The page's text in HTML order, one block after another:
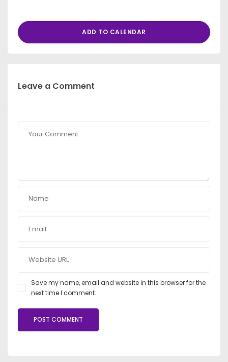
ADD TO CALENDAR
Leave a Comment
Save my name, email and website in this browser for the
next time I comment.